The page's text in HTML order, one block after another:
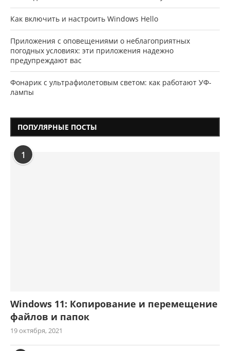
Как включить и настроить Windows Hello
Приложения с оповещениями о неблагоприятных
погодных условиях: эти приложения надежно
предупреждают вас
Фонарик с ультрафиолетовым светом: как работают УФ-
лампы
ПОПУЛЯРНЫЕ ПОСТЫ
1
Windows 11: Копирование и перемещение
файлов и папок
19 октября, 2021